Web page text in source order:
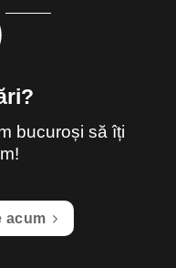
bucuroși să îți
acum